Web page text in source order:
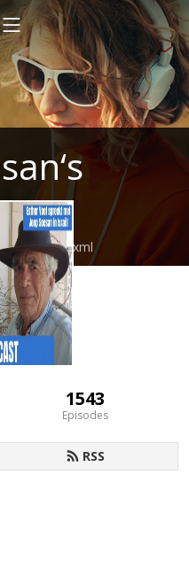
feed.xml
1543
Episodes
RSS